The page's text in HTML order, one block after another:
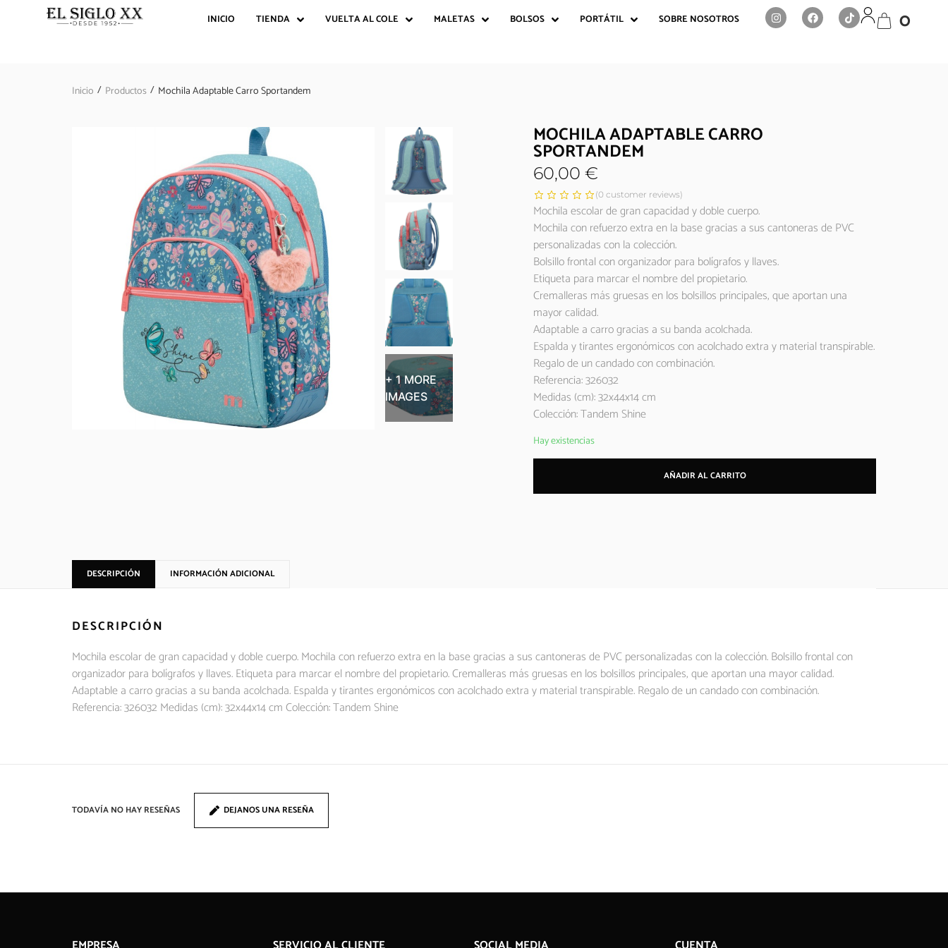
INICIO TIENDA VUELTA AL COLE MALETAS BOLSOS PORTÁTIL SOBRE NOSOTROS 0
Inicio / Productos / Mochila Adaptable Carro Sportandem
+ 1 MORE
IMAGES
MOCHILA ADAPTABLE CARRO
SPORTANDEM
60,00 €
(0 customer reviews)
Mochila escolar de gran capacidad y doble cuerpo.
Mochila con refuerzo extra en la base gracias a sus cantoneras de PVC
personalizadas con la colección.
Bolsillo frontal con organizador para bolígrafos y llaves.
Etiqueta para marcar el nombre del propietario.
Cremalleras más gruesas en los bolsillos principales, que aportan una
mayor calidad.
Adaptable a carro gracias a su banda acolchada.
Espalda y tirantes ergonómicos con acolchado extra y material transpirable.
Regalo de un candado con combinación.
Referencia: 326032
Medidas (cm): 32x44x14 cm
Colección: Tandem Shine
Hay existencias
AÑADIR AL CARRITO
DESCRIPCIÓN INFORMACIÓN ADICIONAL
DESCRIPCIÓN
Mochila escolar de gran capacidad y doble cuerpo. Mochila con refuerzo extra en la base gracias a sus cantoneras de PVC personalizadas con la colección. Bolsillo frontal con
organizador para bolígrafos y llaves. Etiqueta para marcar el nombre del propietario. Cremalleras más gruesas en los bolsillos principales, que aportan una mayor calidad.
Adaptable a carro gracias a su banda acolchada. Espalda y tirantes ergonómicos con acolchado extra y material transpirable. Regalo de un candado con combinación.
Referencia: 326032 Medidas (cm): 32x44x14 cm Colección: Tandem Shine
TODAVÍA NO HAY RESEÑAS DEJANOS UNA RESEÑA